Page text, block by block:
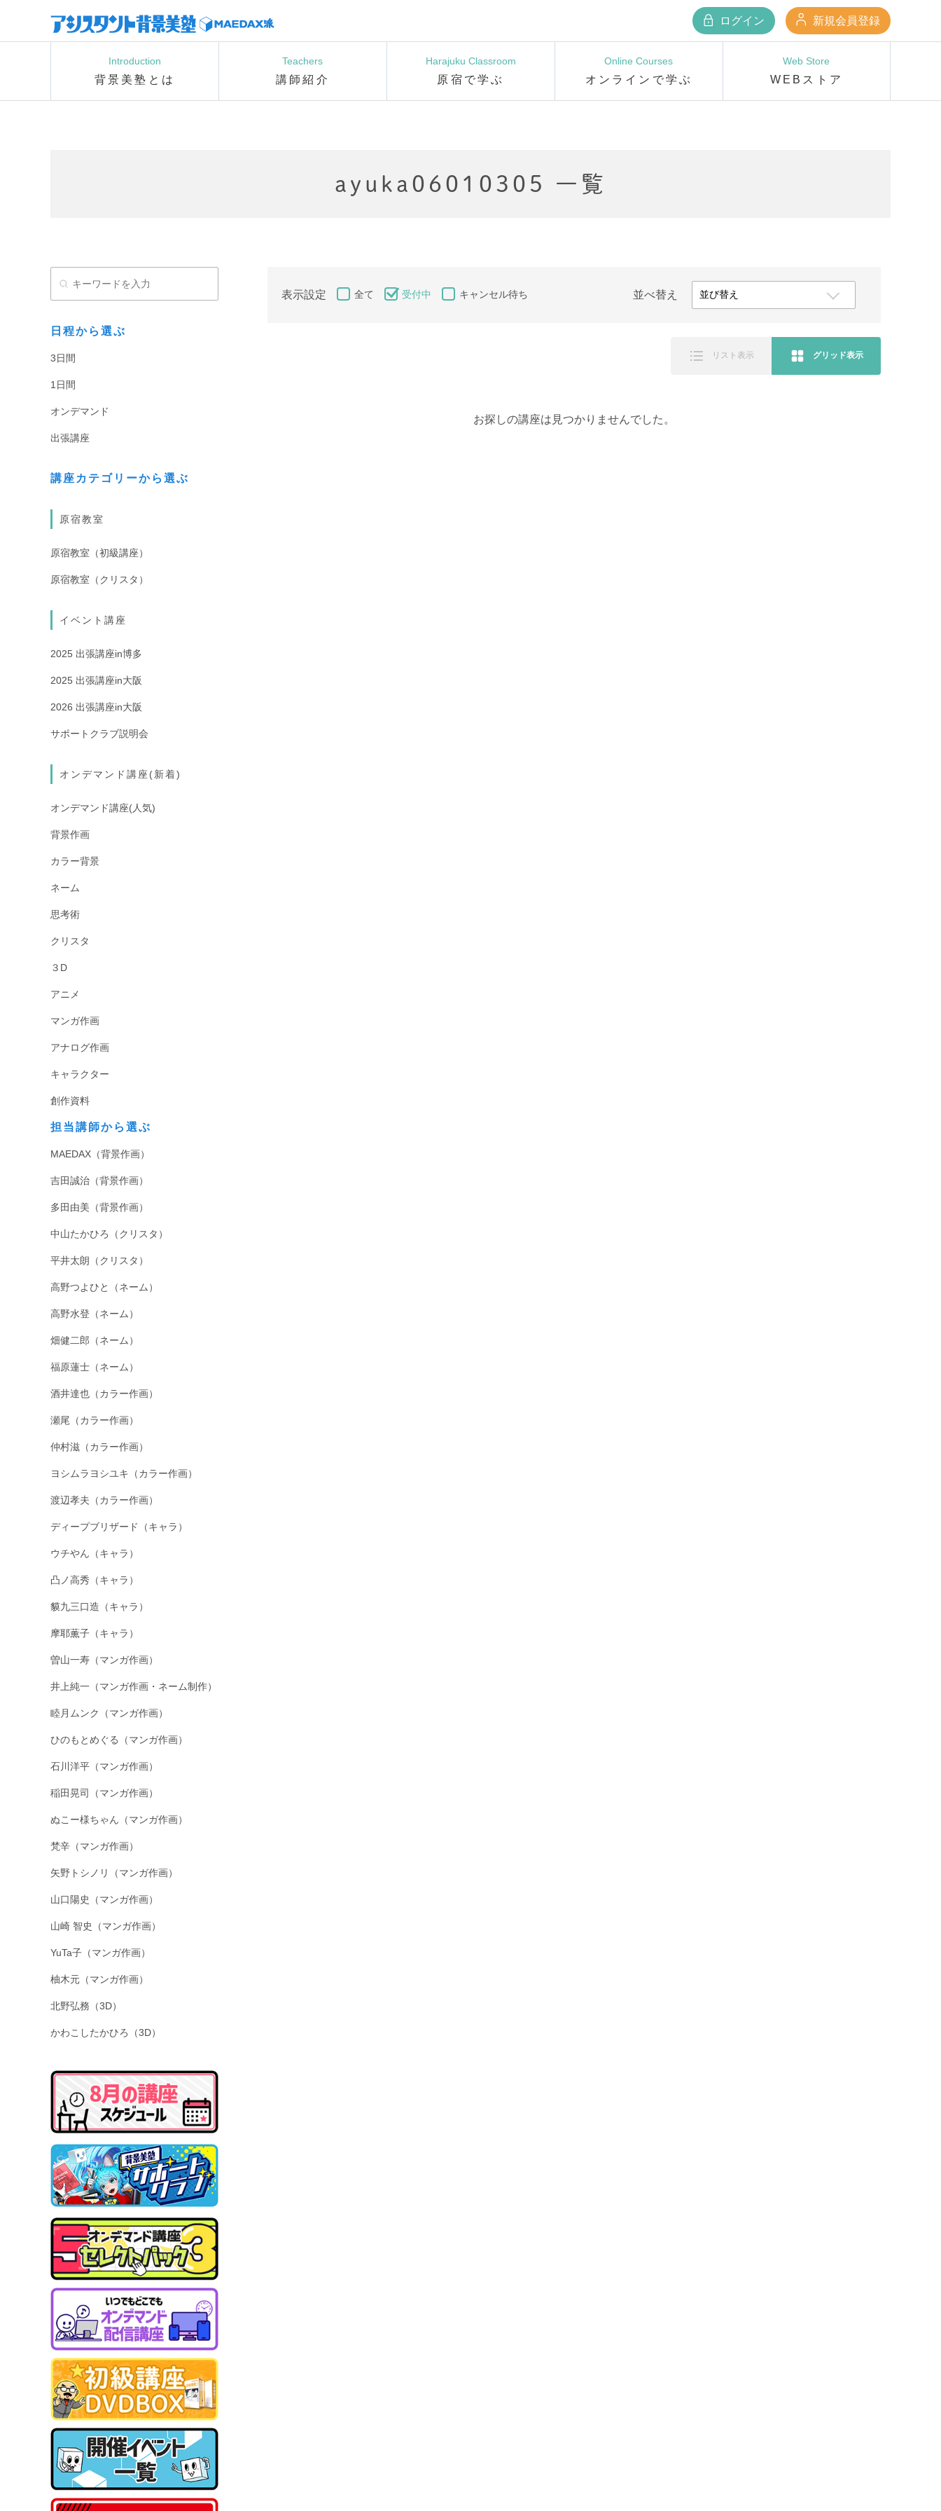
ログイン 新規会員登録
Introduction
背景美塾とは
Teachers
講師紹介
Harajuku Classroom
原宿で学ぶ
Online Courses
オンラインで学ぶ
Web Store
WEBストア
ayuka06010305 一覧
日程から選ぶ
3日間
1日間
オンデマンド
出張講座
講座カテゴリーから選ぶ
原宿教室
原宿教室（初級講座）
原宿教室（クリスタ）
イベント講座
2025 出張講座in博多
2025 出張講座in大阪
2026 出張講座in大阪
サポートクラブ説明会
オンデマンド講座(新着)
オンデマンド講座(人気)
背景作画
カラー背景
ネーム
思考術
クリスタ
３D
アニメ
マンガ作画
アナログ作画
キャラクター
創作資料
担当講師から選ぶ
MAEDAX（背景作画）
吉田誠治（背景作画）
多田由美（背景作画）
中山たかひろ（クリスタ）
平井太朗（クリスタ）
高野つよひと（ネーム）
高野水登（ネーム）
畑健二郎（ネーム）
福原蓮士（ネーム）
酒井達也（カラー作画）
瀬尾（カラー作画）
仲村滋（カラー作画）
ヨシムラヨシユキ（カラー作画）
渡辺孝夫（カラー作画）
ディープブリザード（キャラ）
ウチやん（キャラ）
凸ノ高秀（キャラ）
貘九三口造（キャラ）
摩耶薫子（キャラ）
曽山一寿（マンガ作画）
井上純一（マンガ作画・ネーム制作）
睦月ムンク（マンガ作画）
ひのもとめぐる（マンガ作画）
石川洋平（マンガ作画）
稲田晃司（マンガ作画）
ぬこー様ちゃん（マンガ作画）
梵辛（マンガ作画）
矢野トシノリ（マンガ作画）
山口陽史（マンガ作画）
山崎 智史（マンガ作画）
YuTa子（マンガ作画）
柚木元（マンガ作画）
北野弘務（3D）
かわこしたかひろ（3D）
表示設定 全て 受付中 キャンセル待ち 並べ替え
リスト表示 グリッド表示
お探しの講座は見つかりませんでした。